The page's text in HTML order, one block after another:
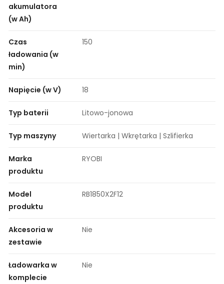
akumulatora
(w Ah)
Czas
ładowania (w
min)
150
Napięcie (w V) 18
Typ baterii Litowo-jonowa
Typ maszyny Wiertarka | Wkrętarka | Szlifierka
Marka
produktu
RYOBI
Model
produktu
RB1850X2F12
Akcesoria w
zestawie
Nie
Ładowarka w
komplecie
Nie